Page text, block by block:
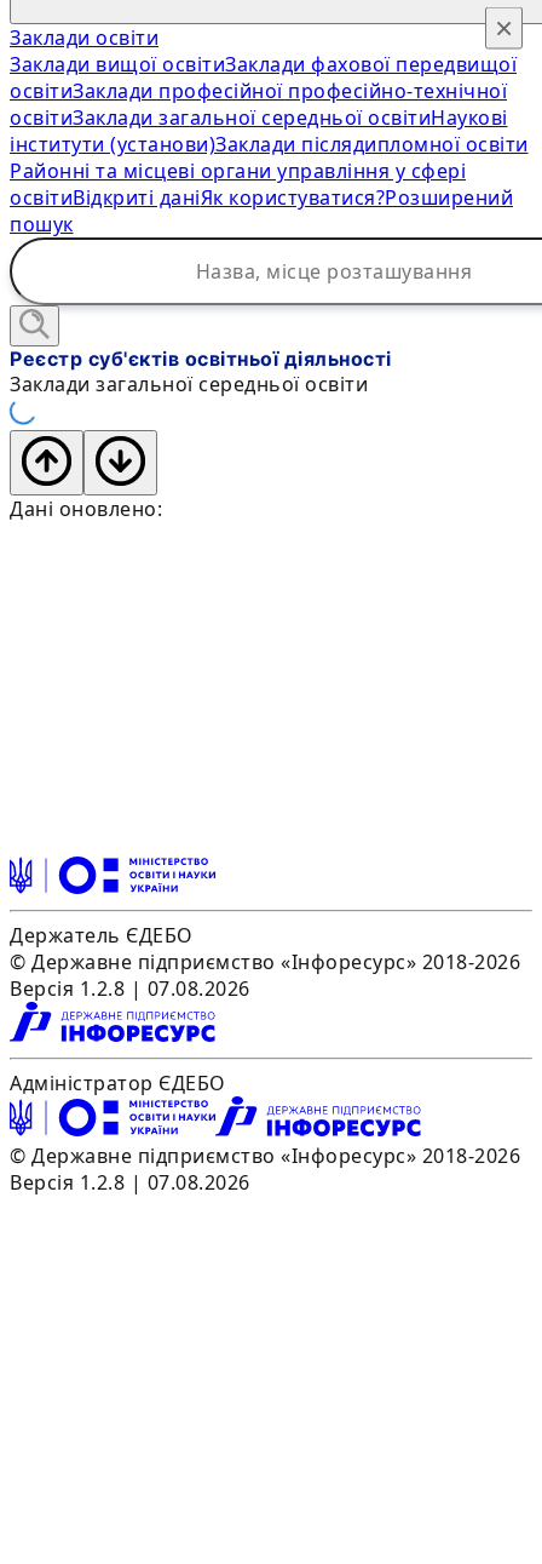
Заклади освіти
Заклади вищої освітиЗаклади фахової передвищої
освітиЗаклади професійної професійно-технічної
освітиЗаклади загальної середньої освітиНаукові
інститути (установи)Заклади післядипломної освіти
Районні та місцеві органи управління у сфері
освітиВідкриті даніЯк користуватися?Розширений
пошук
×
Реєстр суб'єктів освітньої діяльності
Заклади загальної середньої освіти
Дані оновлено:
Держатель ЄДЕБО
© Державне підприємство «Інфоресурс» 2018-2026
Версія 1.2.8 | 07.08.2026
Адміністратор ЄДЕБО
© Державне підприємство «Інфоресурс» 2018-2026
Версія 1.2.8 | 07.08.2026